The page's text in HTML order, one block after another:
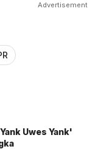
Advertisement
Uwes Yank'